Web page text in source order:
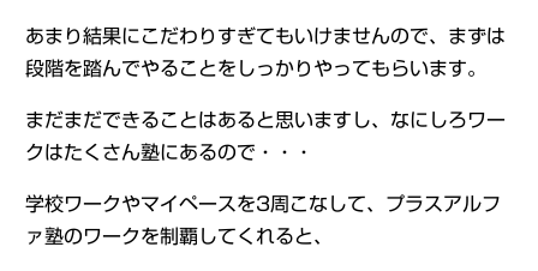
あまり結果にこだわりすぎてもいけませんので、まずは
段階を踏んでやることをしっかりやってもらいます。
まだまだできることはあると思いますし、なにしろワー
クはたくさん塾にあるので・・・
学校ワークやマイペースを3周こなして、プラスアルフ
ァ塾のワークを制覇してくれると、